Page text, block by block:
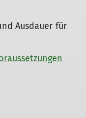
Ausdauer für